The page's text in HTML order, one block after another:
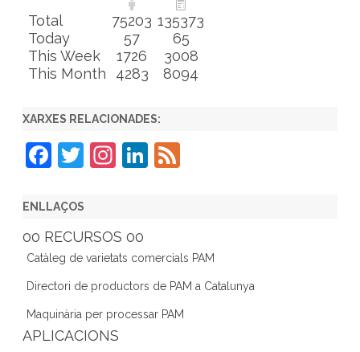
Total 75203 135373
Today
57
65
This Week
1726
3008
This Month
4283 8094
XARXES RELACIONADES:
F
c
e
b
o
o
k
T
er
In
gr
a
m
Li
dI
n
ENLLAÇOS
00 RECURSOS 00
Catàleg de varietats comercials PAM
Directori de productors de PAM a Catalunya
Maquinària per processar PAM
APLICACIONS